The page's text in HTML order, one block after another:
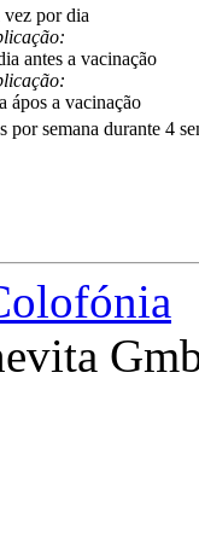
por dia
antes a vacinação
ápos a vacinação
por semana durante 4